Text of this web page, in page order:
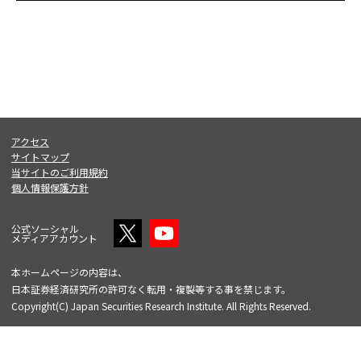
アクセス
サイトマップ
当サイトのご利用規約
個人情報保護方針
公式ソーシャル
メディアアカウント
本ホームページの内容は、
日本証券経済研究所の許可なく転用・複製等する事を禁じます。
Copyright(C) Japan Securities Research Institute. All Rights Reserved.